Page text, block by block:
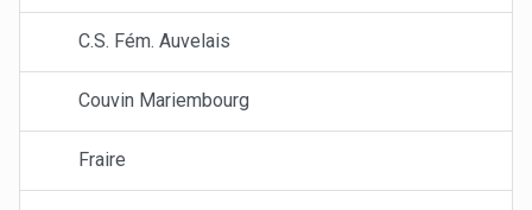
C.S. Fém. Auvelais
Couvin Mariembourg
Fraire